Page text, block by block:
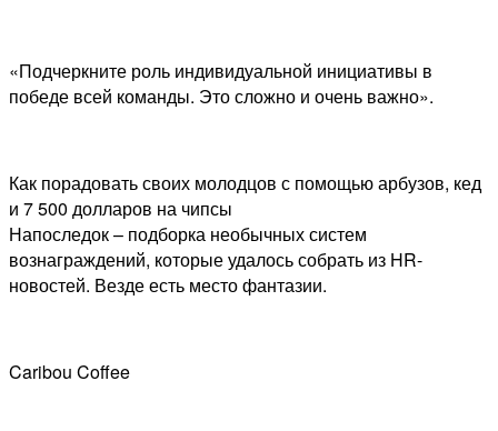
«Подчеркните роль индивидуальной инициативы в
победе всей команды. Это сложно и очень важно».
Как порадовать своих молодцов с помощью арбузов, кед
и 7 500 долларов на чипсы
Напоследок – подборка необычных систем
вознаграждений, которые удалось собрать из HR-
новостей. Везде есть место фантазии.
Caribou Coffee